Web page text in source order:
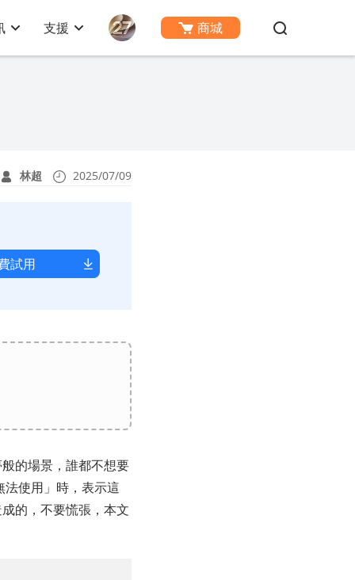
支援 商城
林超 2025/07/09
試用
的場景，誰都不想要
使用」時，表示這
的，不要慌張，本文